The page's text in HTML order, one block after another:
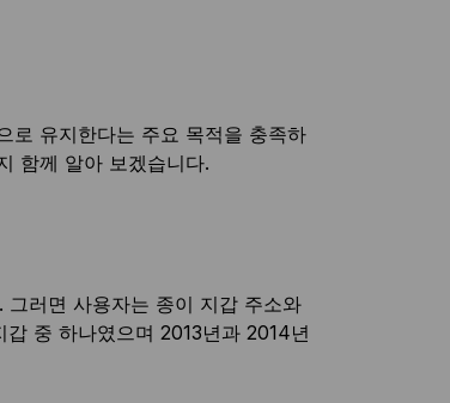
로 유지한다는 주요 목적을 충족하
함께 알아 보겠습니다.
러면 사용자는 종이 지갑 주소와
중 하나였으며 2013년과 2014년